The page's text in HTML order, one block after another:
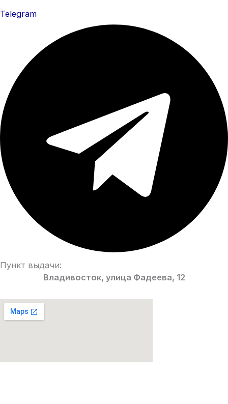
Telegram
Пункт выдачи:
Владивосток, улица Фадеева, 12